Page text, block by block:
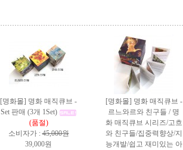
[명화몰] 명화 매직큐브 -
Set 판매 (3개 1Set)
(품절)
소비자가 :45,000원
39,000원
[명화몰] 명화 매직큐브 -
르느와르와 친구들 / 명
화 매직큐브 시리즈/고흐
와 친구들/집중력향상/지
능개발/쉽고 재미있는 아